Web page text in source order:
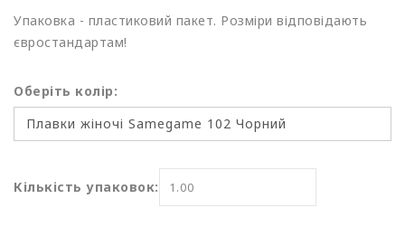
Упаковка - пластиковий пакет. Розміри відповідають
євростандартам!
Оберіть колір:
Кількість упаковок: